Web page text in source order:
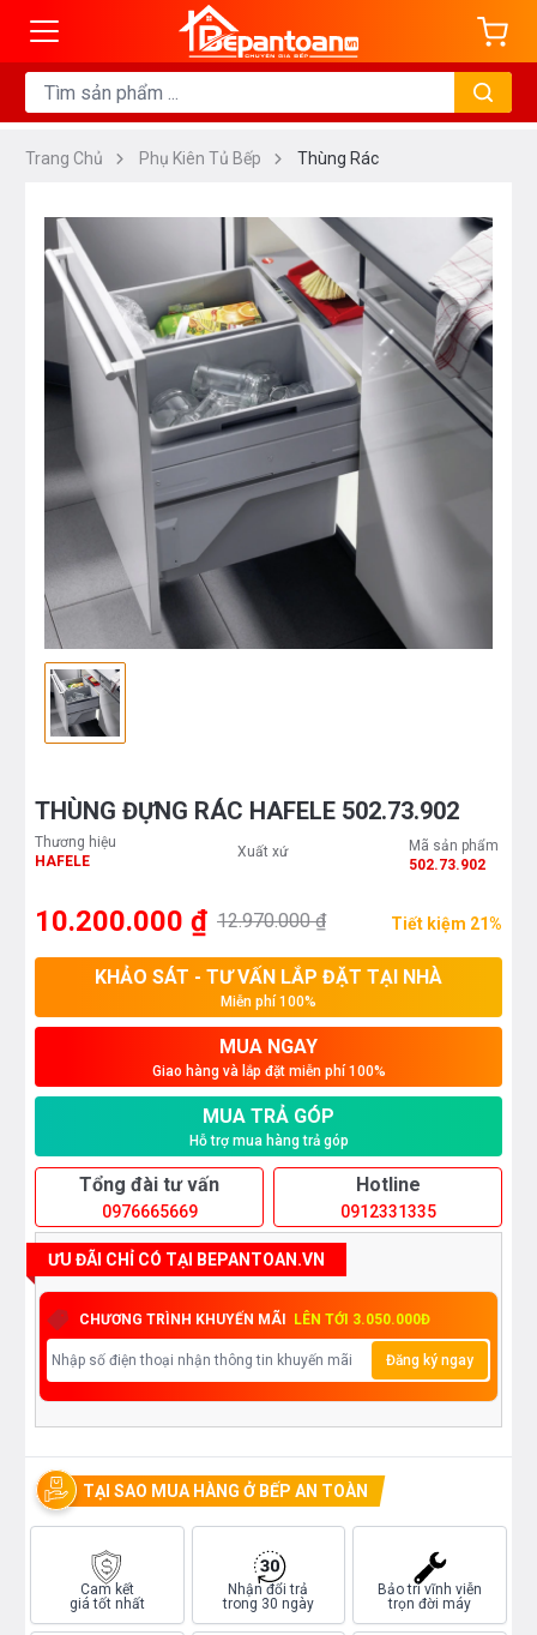
Trang Chủ Phụ Kiên Tủ Bếp Thùng Rác
THÙNG ĐỰNG RÁC HAFELE 502.73.902
Thương hiệu
HAFELE
Xuất xứ
Mã sản phẩm
502.73.902
10.200.000 ₫ 12.970.000 ₫ Tiết kiệm 21%
KHẢO SÁT - TƯ VẤN LẮP ĐẶT TẠI NHÀ
Miễn phí 100%
MUA NGAY
Giao hàng và lắp đặt miễn phí 100%
MUA TRẢ GÓP
Hỗ trợ mua hàng trả góp
Tổng đài tư vấn
0976665669
Hotline
0912331335
ƯU ĐÃI CHỈ CÓ TẠI BEPANTOAN.VN
CHƯƠNG TRÌNH KHUYẾN MÃI LÊN TỚI 3.050.000Đ
Đăng ký ngay
TẠI SAO MUA HÀNG Ở BẾP AN TOÀN
Cam kết
giá tốt nhất
Nhận đổi trả
trong 30 ngày
Bảo trì vĩnh viễn
trọn đời máy